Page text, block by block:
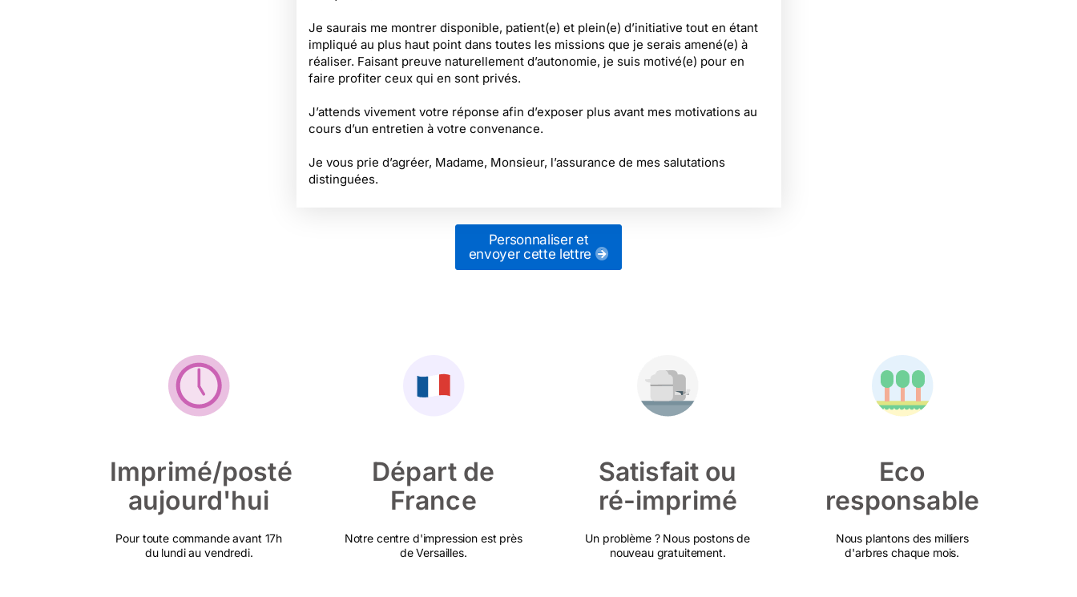
Je saurais me montrer disponible, patient(e) et plein(e) d’initiative tout en étant
impliqué au plus haut point dans toutes les missions que je serais amené(e) à
réaliser. Faisant preuve naturellement d’autonomie, je suis motivé(e) pour en
faire profiter ceux qui en sont privés.
J’attends vivement votre réponse afin d’exposer plus avant mes motivations au
cours d’un entretien à votre convenance.
Je vous prie d’agréer, Madame, Monsieur, l’assurance de mes salutations
distinguées.
Personnaliser et
envoyer cette lettre
Imprimé/posté
aujourd'hui
Pour toute commande avant 17h
du lundi au vendredi.
Départ de
France
Notre centre d'impression est près
de Versailles.
Satisfait ou
ré-imprimé
Un problème ? Nous postons de
nouveau gratuitement.
Eco
responsable
Nous plantons des milliers
d'arbres chaque mois.